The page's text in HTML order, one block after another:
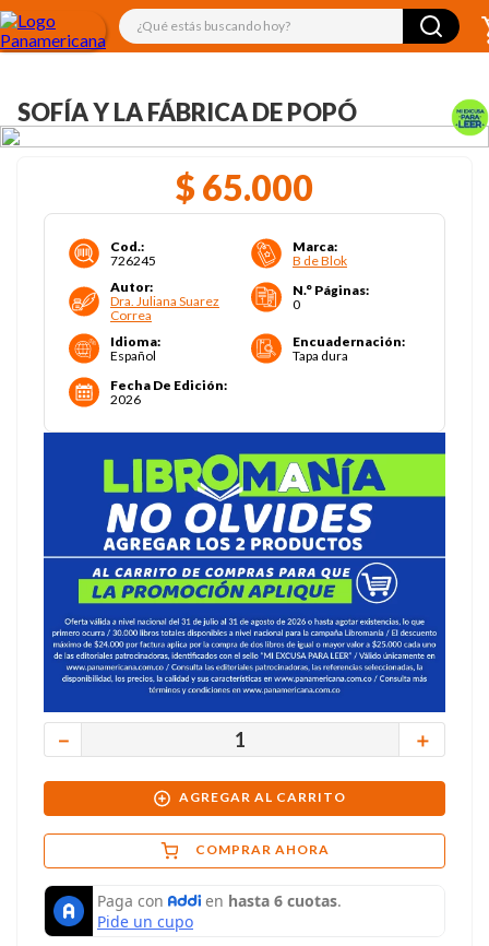
¿Qué estás buscando hoy?
SOFÍA Y LA FÁBRICA DE POPÓ
$ 65.000
Cod.:
726245
Marca:
B de Blok
Autor:
Dra. Juliana Suarez
Correa
N.° Páginas:
0
Idioma:
Español
Encuadernación:
Tapa dura
Fecha De Edición:
2026
＋
－
AGREGAR AL CARRITO
COMPRAR AHORA